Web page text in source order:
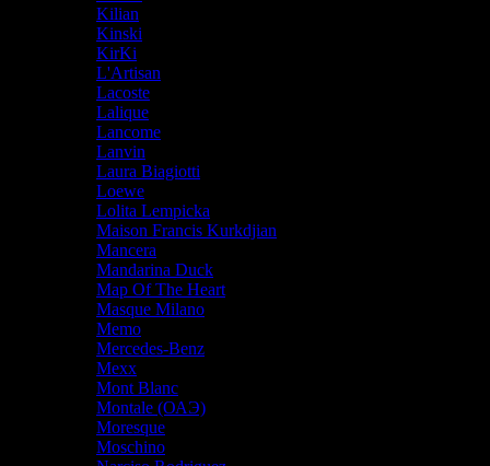
Kilian
Kinski
KirKi
L'Artisan
Lacoste
Lalique
Lancome
Lanvin
Laura Biagiotti
Loewe
Lolita Lempicka
Maison Francis Kurkdjian
Mancera
Mandarina Duck
Map Of The Heart
Masque Milano
Memo
Mercedes-Benz
Mexx
Mont Blanc
Montale (ОАЭ)
Moresque
Moschino